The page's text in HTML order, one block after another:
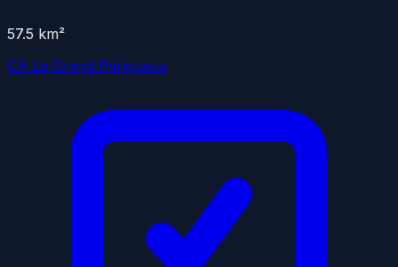
57.5 km²
CA Le Grand Périgueux